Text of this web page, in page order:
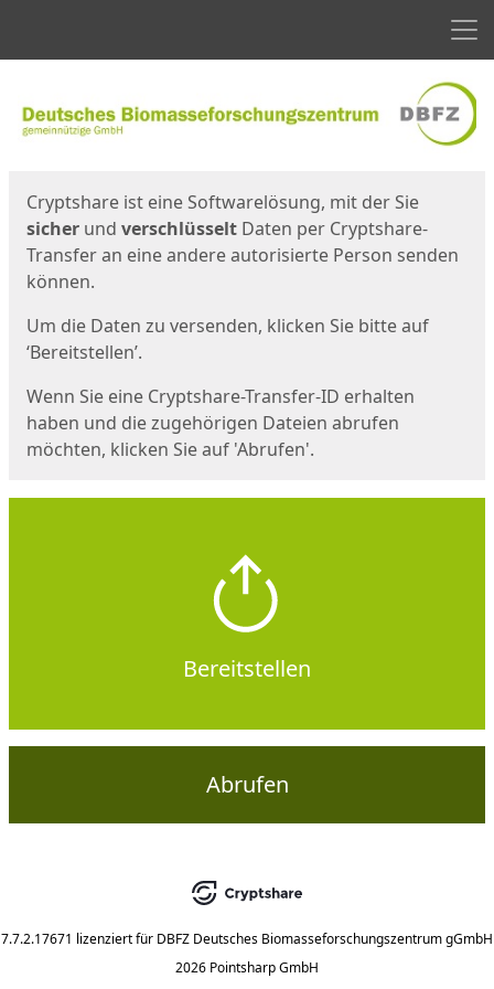
Cryptshare ist eine Softwarelösung, mit der Sie
sicher und verschlüsselt Daten per Cryptshare-
Transfer an eine andere autorisierte Person senden
können.
Um die Daten zu versenden, klicken Sie bitte auf
‘Bereitstellen’.
Wenn Sie eine Cryptshare-Transfer-ID erhalten
haben und die zugehörigen Dateien abrufen
möchten, klicken Sie auf 'Abrufen'.
Bereitstellen
Abrufen
7.7.2.17671 lizenziert für DBFZ Deutsches Biomasseforschungszentrum gGmbH
2026 Pointsharp GmbH